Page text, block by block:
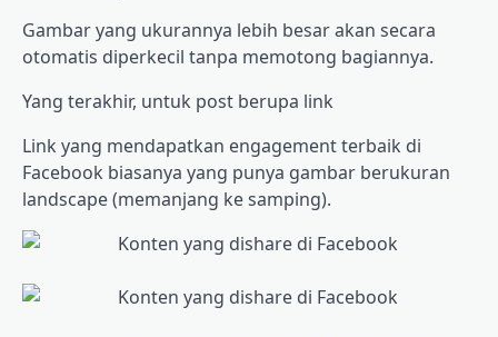
Gambar yang ukurannya lebih besar akan secara
otomatis diperkecil tanpa memotong bagiannya.
Yang terakhir, untuk post berupa link
Link yang mendapatkan engagement terbaik di
Facebook biasanya yang punya gambar berukuran
landscape (memanjang ke samping).